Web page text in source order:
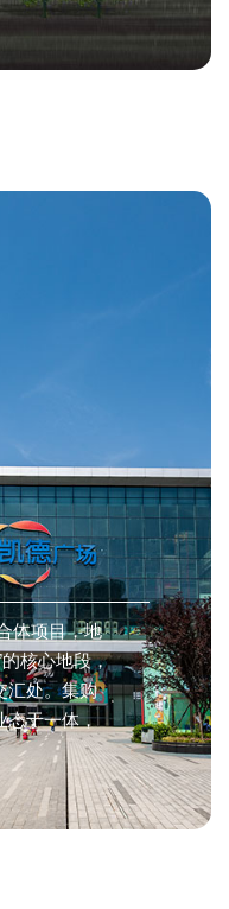
体项目，地
核心地段，
汇处。集购
态于一体，